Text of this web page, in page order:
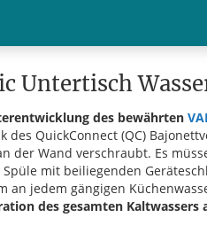
Untertisch
des bewährten
des QuickConnect (QC)
der Wand verschraubt. Es
mit beiliegenden
an jedem gängigen
des gesamten